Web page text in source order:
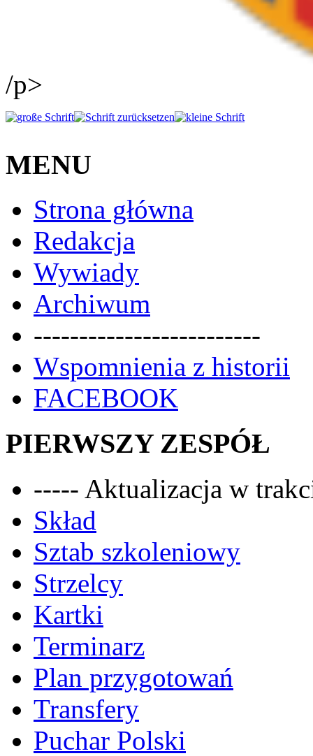
/p>
MENU
Strona główna
Redakcja
Wywiady
Archiwum
-------------------------
Wspomnienia z historii
FACEBOOK
PIERWSZY ZESPÓŁ
----- Aktualizacja w
Skład
Sztab szkoleniowy
Strzelcy
Kartki
Terminarz
Plan przygotowań
Transfery
Puchar Polski